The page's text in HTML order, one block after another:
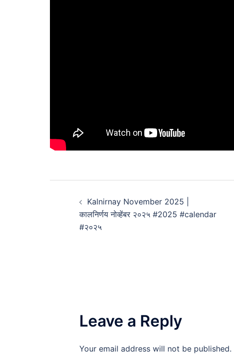
navigation
Kalnirnay November 2025 |
कालनिर्णय नोव्हेंबर २०२५ #2025 #calendar
#२०२५
Leave a Reply
Your email address will not be published.